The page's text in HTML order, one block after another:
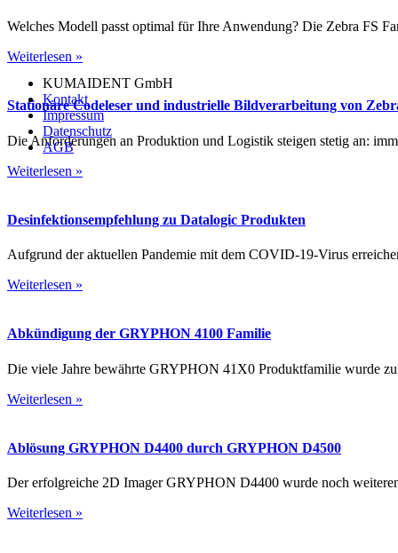
Welches Modell passt optimal für Ihre Anwendung? Die Zebra FS
Weiterlesen »
Stationäre Codeleser und industrielle Bildverarbeitung von
Die Anforderungen an Produktion und Logistik steigen stetig an:
Weiterlesen »
Desinfektionsempfehlung zu Datalogic Produkten
Aufgrund der aktuellen Pandemie mit dem COVID-19-Virus
Weiterlesen »
Abkündigung der GRYPHON 4100 Familie
Die viele Jahre bewährte GRYPHON 41X0 Produktfamilie wurde
Weiterlesen »
Ablösung GRYPHON D4400 durch GRYPHON D4500
Der erfolgreiche 2D Imager GRYPHON D4400 wurde noch
Weiterlesen »
KUMAIDENT GmbH
Kontakt
Impressum
Datenschutz
AGB